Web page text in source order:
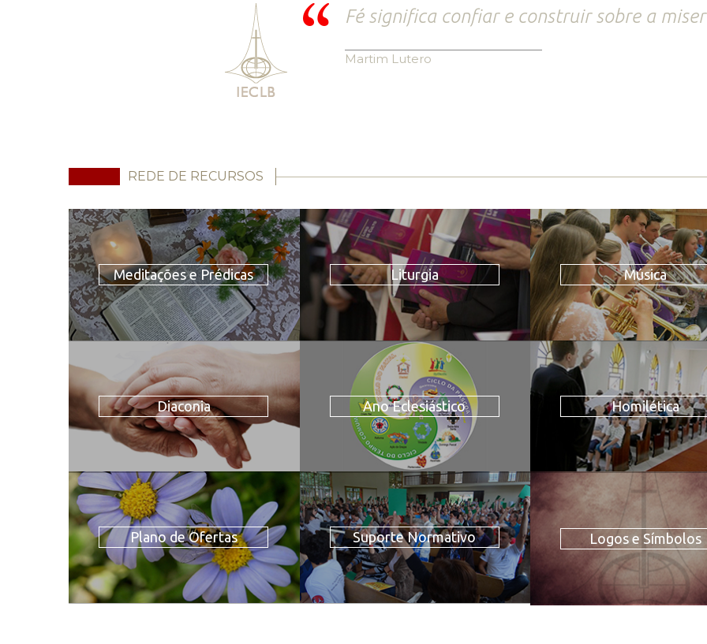
Fé significa confiar e construir sobre a
Martim Lutero
REDE DE RECURSOS
Meditações e Prédicas Liturgia Música
Diaconia Ano Eclesiástico Homilética
Plano de Ofertas Suporte Normativo Logos e Símbolos